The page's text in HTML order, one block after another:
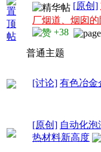
[原创]
厂烟道、烟囱
+38
普通主题
[讨论] 有色冶金
[原创] 自动化
热材料新高度